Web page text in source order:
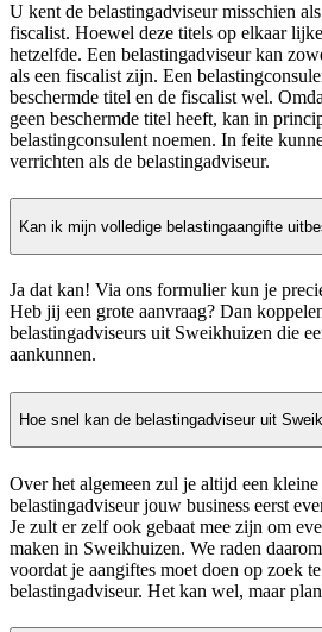
U kent de belastingadviseur misschien
fiscalist. Hoewel deze titels op elkaar
hetzelfde. Een belastingadviseur kan
als een fiscalist zijn. Een
beschermde titel en de fiscalist wel.
geen beschermde titel heeft, kan in
belastingconsulent noemen. In feite
verrichten als de belastingadviseur.
Kan ik mijn volledige belastingaangifte
Ja dat kan! Via ons formulier kun je
Heb jij een grote aanvraag? Dan
belastingadviseurs uit Sweikhuizen die
aankunnen.
Hoe snel kan de belastingadviseur uit
Over het algemeen zul je altijd een
belastingadviseur jouw business eerst
Je zult er zelf ook gebaat mee zijn om
maken in Sweikhuizen. We raden
voordat je aangiftes moet doen op zoek
belastingadviseur. Het kan wel, maar